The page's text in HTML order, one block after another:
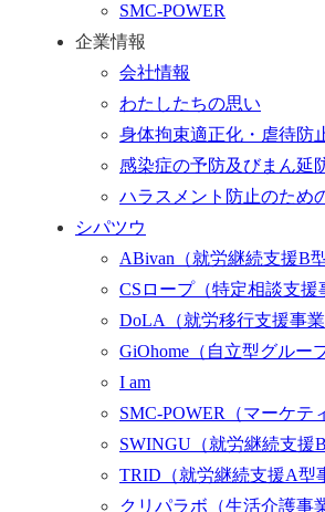
SMC-POWER
企業情報
会社情報
わたしたちの思い
身体拘束適正化・虐待防
感染症の予防及びまん延
ハラスメント防止のため
シパツウ
ABivan （就労継続支援B
CSロープ （特定相談支援
DoLA （就労移行支援事業
GiOhome （自立型グルー
I am
SMC-POWER （マーケテ
SWINGU （就労継続支援
TRID （就労継続支援A型
クリパラボ （生活介護事